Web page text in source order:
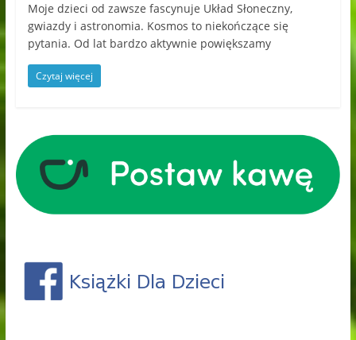
Moje dzieci od zawsze fascynuje Układ Słoneczny,
gwiazdy i astronomia. Kosmos to niekończące się
pytania. Od lat bardzo aktywnie powiększamy
Czytaj więcej